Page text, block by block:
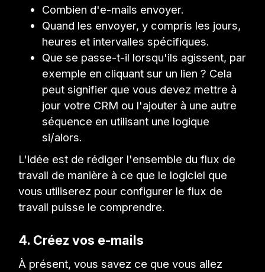
Combien d'e-mails envoyer.
Quand les envoyer, y compris les jours,
heures et intervalles spécifiques.
Que se passe-t-il lorsqu'ils agissent, par
exemple en cliquant sur un lien ? Cela
peut signifier que vous devez mettre à
jour votre CRM ou l'ajouter à une autre
séquence en utilisant une logique
si/alors.
L'idée est de rédiger l'ensemble du flux de
travail de manière à ce que le logiciel que
vous utiliserez pour configurer le flux de
travail puisse le comprendre.
4. Créez vos e-mails
À présent, vous savez ce que vous allez